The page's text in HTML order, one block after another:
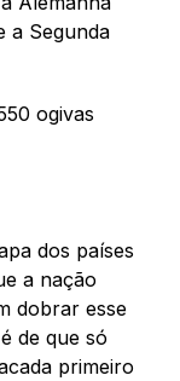
a Segunda
ogivas
dos países
a nação
dobrar esse
de que só
primeiro